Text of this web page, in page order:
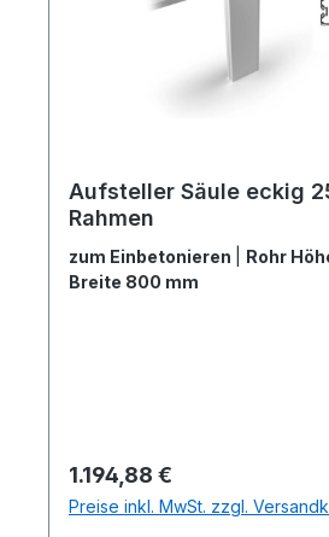
Aufsteller Säule eckig 250x76 mit
Rahmen
zum Einbetonieren
Rohr
Breite 800 mm
Regulärer Preis:
1.194,88 €
Preise inkl. MwSt. zzgl.